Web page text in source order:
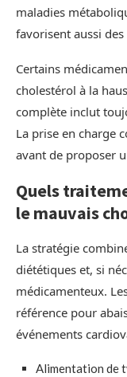
maladies
favorisent aussi
Certains
cholestérol à la
complète inclut
La prise en charge
avant de proposer
Quels
le mauvais
La stratégie
diététiques et, si
médicamenteux.
référence pour
événements
Alimentation de